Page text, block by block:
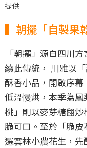
提供
▍朝擺「自製果
「朝擺」源自四川
續此傳統， 川雅以
酥香小品，開啟序幕
低溫慢烘，本季為
桃」則以麥芽糖翻
脆可口。至於「脆
選雲林小農花生，